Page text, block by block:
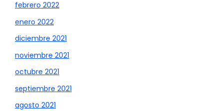
febrero 2022
enero 2022
diciembre 2021
noviembre 2021
octubre 2021
septiembre 2021
agosto 2021